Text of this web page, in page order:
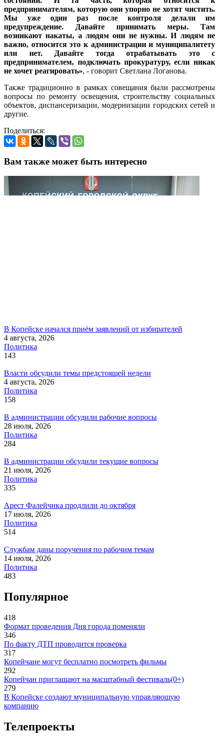
предпринимателям, которую они упорно не хотят чистить.
Мы уже один раз после контроля делали им
предупреждение. Давайте принимать меры. Там
возникают накаты, а людям они не нужны. И людям не
важно, относится это к администрации и муниципалитету
или нет. Давайте тогда отрабатывать это с
предпринимателем, подключать прокуратуру, если никак
не хочет реагировать», - говорит Светлана Логанова.
Также традиционно в рамках совещания были рассмотрены
вопросы по ремонту освещения, строительству социальных
объектов, диспансеризации, модернизации городских сетей и
другие.
Поделиться:
Вам также может быть интересно
В Копейске начался приём заявлений от избирателей
4 августа, 2026
Политика
143
Власти обсудили темы предстоящей недели
4 августа, 2026
Политика
158
В администрации обсудили рабочие вопросы
28 июля, 2026
Политика
284
В администрации обсудили текущие вопросы
21 июля, 2026
Политика
335
Арест Фалейчика продлили до октября
17 июля, 2026
Политика
514
Службам даны поручения по рабочим темам
14 июля, 2026
Политика
483
Популярное
418
Формат проведения Дня города поменяли
346
По факту ДТП проводится проверка
317
Копейчане могут бесплатно посмотреть фильмы
292
Копейчан приглашают на масштабный фестиваль(0+)
279
В Копейске создают муниципальную управляющую
компанию
Телепроекты